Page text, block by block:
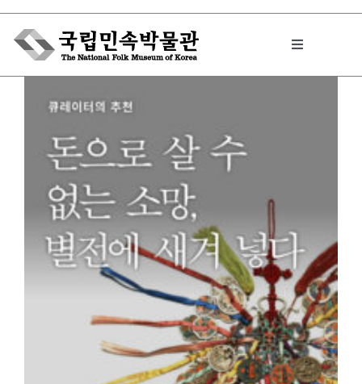
Skip
content
Toggle
박물관에서는
민속이야기
민속 인사이드